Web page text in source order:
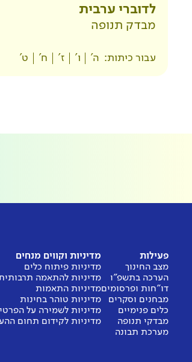
לדוברי ערבית
מבדק תנופה
עבור כיתות: ה' ו' ז' ח' ט'
פעילות
מצב החינוך
הערכה בתשפ"ו
דו"חות ופרסומים
מבחנים וסקרים
כלים פנימיים
מבדקי תנופה
מערכת תבונה
מדיניות וקווים מנחים
מדיניות פיתוח כלים
מדיניות להתאמה
מדיניות התאמות
מדיניות טוהר בחינות
מדיניות לשמירה על
מדיניות לקידום תחום